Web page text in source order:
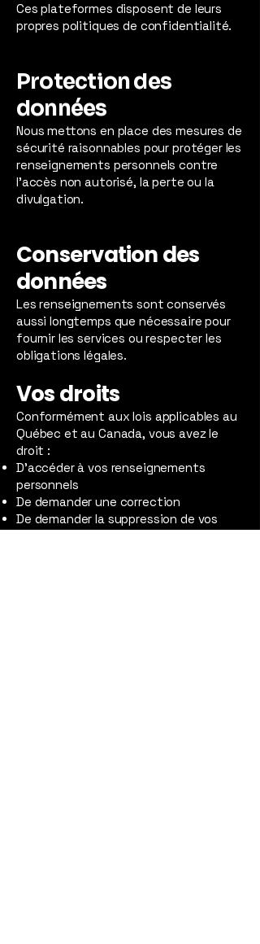
Ces plateformes disposent de leurs
propres politiques de confidentialité.
​Protection des
données
Nous mettons en place des mesures de
sécurité raisonnables pour protéger les
renseignements personnels contre
l’accès non autorisé, la perte ou la
divulgation.
Conservation des
données
Les renseignements sont conservés
aussi longtemps que nécessaire pour
fournir les services ou respecter les
obligations légales.
Vos droits
Conformément aux lois applicables au
Québec et au Canada, vous avez le
droit :
D’accéder à vos renseignements
personnels
De demander une correction
De demander la suppression de vos